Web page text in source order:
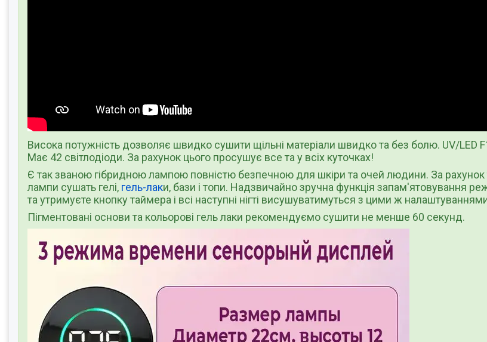
Висока потужність дозволяє швидко сушити щільні матеріали швидко та без болю. UV/LED
Має 42 світлодіоди. За рахунок цього просушує все та у всіх куточках!
Є так званою гібридною лампою повністю безпечною для шкіри та очей людини. За рахунок
лампи сушать гелі, гель-лаки, бази і топи. Надзвичайно зручна функція запам'ятовування
та утримуєте кнопку таймера і всі наступні нігті висушуватимуться з цими ж
Пігментовані основи та кольорові гель лаки рекомендуємо сушити не менше 60 секунд.